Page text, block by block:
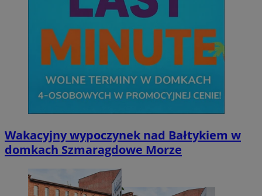
Wakacyjny wypoczynek nad Bałtykiem w
domkach Szmaragdowe Morze